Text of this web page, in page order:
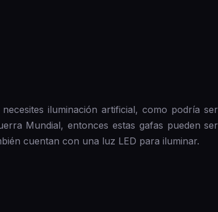
iluminación artificial, como podría ser
Mundial, entonces estas gafas pueden ser
cuentan con una luz LED para iluminar.